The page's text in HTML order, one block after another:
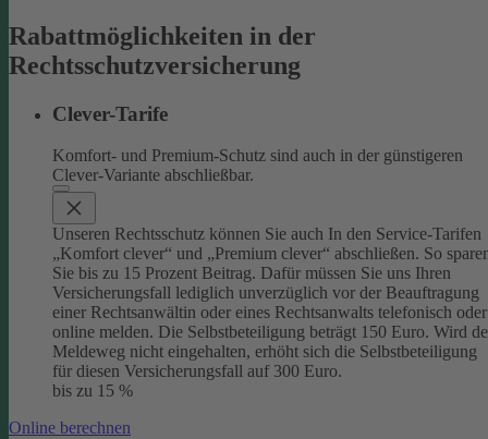
Rabattmöglichkeiten in der
Rechtsschutzversicherung
Clever-Tarife
Komfort- und Premium-Schutz sind auch in der günstigeren
Clever-Variante abschließbar.
Unseren Rechtsschutz können Sie auch In den Service-Tarifen
„Komfort clever“ und „Premium clever“ abschließen. So
Sie bis zu 15 Prozent Beitrag. Dafür müssen Sie uns Ihren
Versicherungsfall lediglich unverzüglich vor der Beauftragung
einer Rechtsanwältin oder eines Rechtsanwalts telefonisch oder
online melden. Die Selbstbeteiligung beträgt 150 Euro. Wird
Meldeweg nicht eingehalten, erhöht sich die Selbstbeteiligung
für diesen Versicherungsfall auf 300 Euro.
bis zu 15 %
Online berechnen